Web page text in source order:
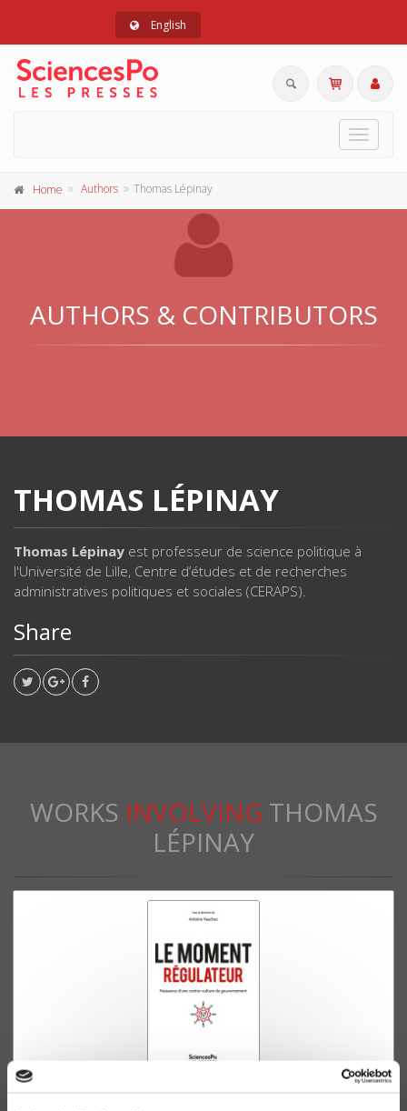
English
Toggle
Home Authors Thomas Lépinay
AUTHORS & CONTRIBUTORS
THOMAS LÉPINAY
Thomas Lépinay est professeur de science politique à
l'Université de Lille, Centre d’études et de recherches
administratives politiques et sociales (CERAPS).
Share
WORKS INVOLVING THOMAS
LÉPINAY
Le moment régulateur